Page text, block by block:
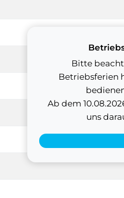
Bitte
Betriebsferien
Ab dem
uns